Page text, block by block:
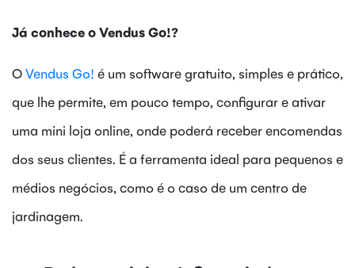
Já conhece o Vendus Go!?
OVendus Go! é um software gratuito, simples e prático,
que lhe permite, em pouco tempo, configurar e ativar
uma mini loja online, onde poderá receber encomendas
dos seus clientes. É a ferramenta ideal para pequenos e
médios negócios, como é o caso de um centro de
jardinagem.